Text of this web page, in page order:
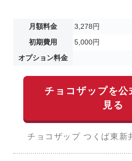
月額料金
3,278円
初期費用
5,000円
オプション料金
チョコザップを公
見る
チョコザップ つくば東新